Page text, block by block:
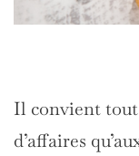
Il convient tout
d’affaires